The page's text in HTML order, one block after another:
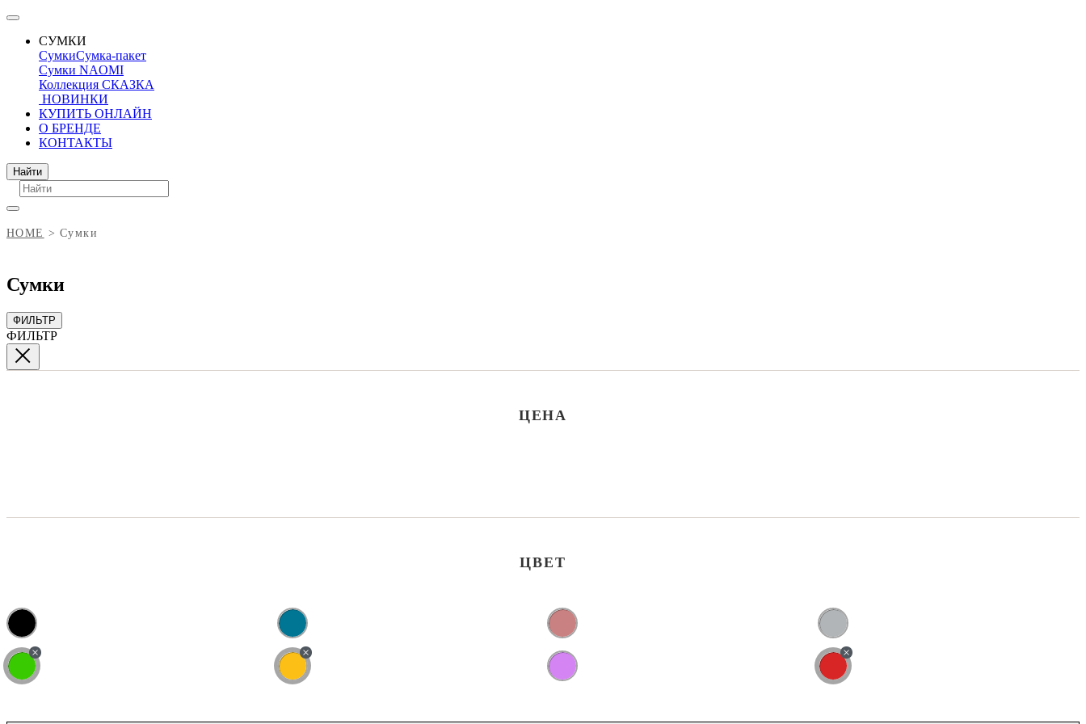
СУМКИ
СумкиСумка-пакет
Сумки NAOMI
Коллекция СКАЗКА
НОВИНКИ
КУПИТЬ ОНЛАЙН
О БРЕНДЕ
КОНТАКТЫ
Поиск
Найти
HOME Сумки
Сумки
ФИЛЬТР
ФИЛЬТР
ЦЕНА
ЦВЕТ